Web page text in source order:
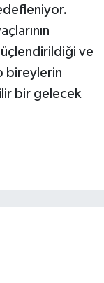
ve
bireylerin
bir gelecek